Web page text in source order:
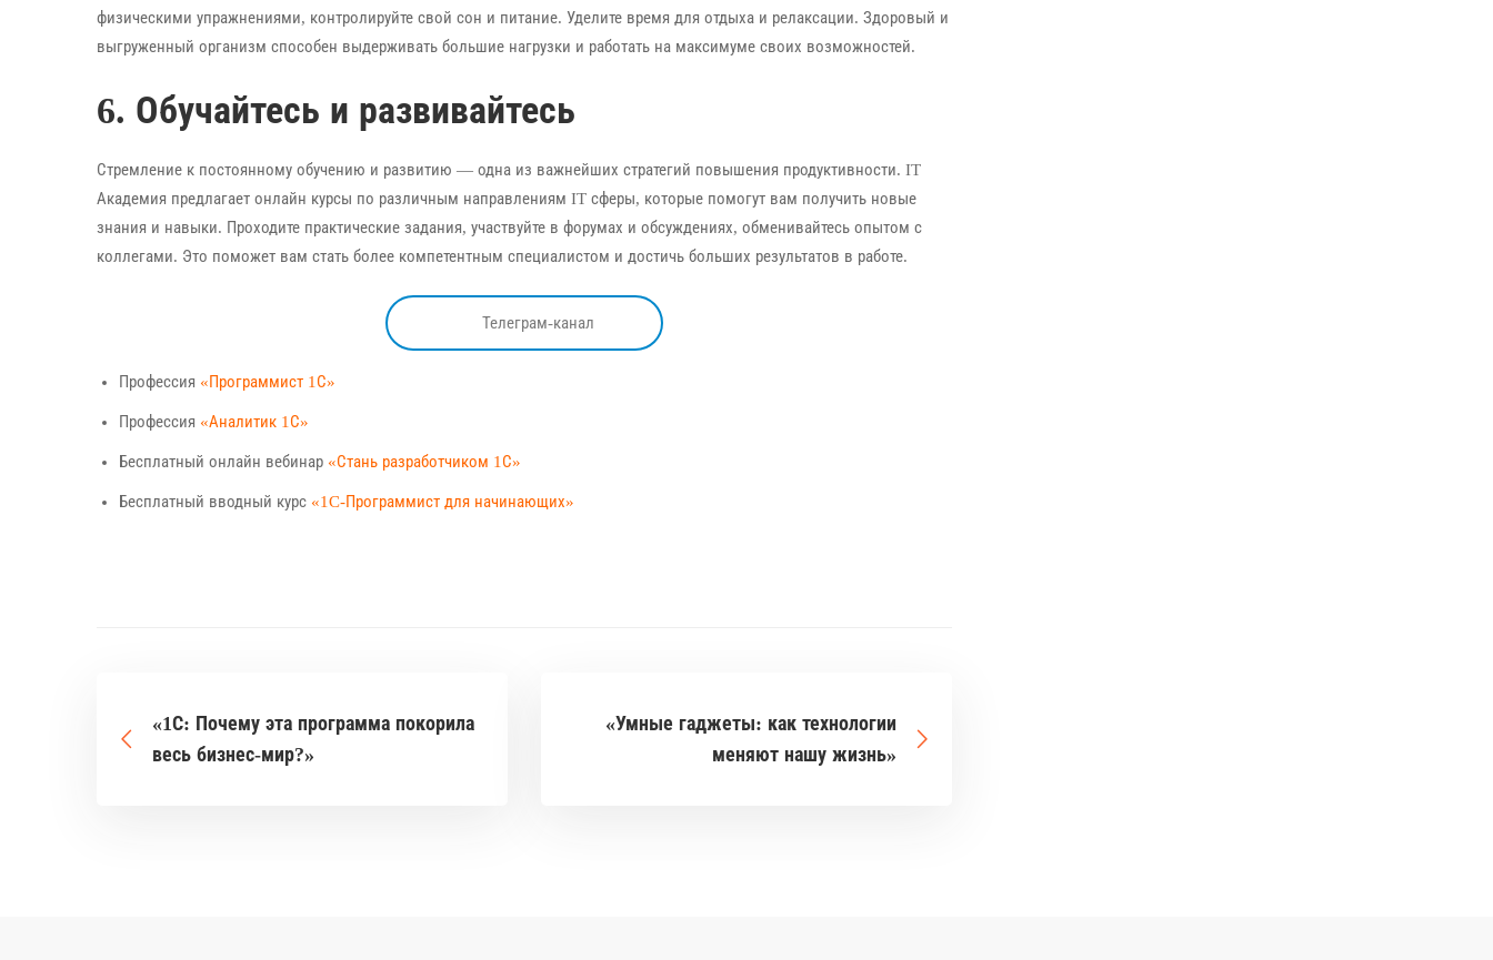
физическими упражнениями, контролируйте свой сон и питание. Уделите время для отдыха и релаксации. Здоровый и
выгруженный организм способен выдерживать большие нагрузки и работать на максимуме своих возможностей.
6. Обучайтесь и развивайтесь
Стремление к постоянному обучению и развитию — одна из важнейших стратегий повышения продуктивности. IT
Академия предлагает онлайн курсы по различным направлениям IT сферы, которые помогут вам получить новые
знания и навыки. Проходите практические задания, участвуйте в форумах и обсуждениях, обменивайтесь опытом с
коллегами. Это поможет вам стать более компетентным специалистом и достичь больших результатов в работе.
Телеграм-канал
Профессия «Программист 1С»
Профессия «Аналитик 1С»
Бесплатный онлайн вебинар «Стань разработчиком 1С»
Бесплатный вводный курс «1C-Программист для начинающих»
«1С: Почему эта программа покорила
весь бизнес-мир?»
«Умные гаджеты: как технологии
меняют нашу жизнь»